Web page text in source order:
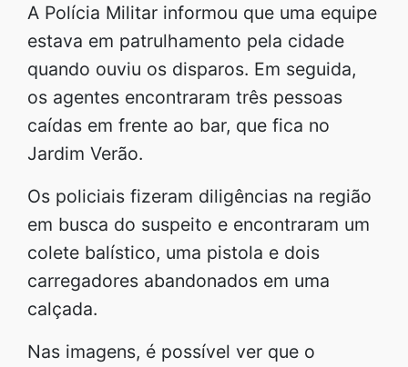
A Polícia Militar informou que uma equipe
estava em patrulhamento pela cidade
quando ouviu os disparos. Em seguida,
os agentes encontraram três pessoas
caídas em frente ao bar, que fica no
Jardim Verão.
Os policiais fizeram diligências na região
em busca do suspeito e encontraram um
colete balístico, uma pistola e dois
carregadores abandonados em uma
calçada.
Nas imagens, é possível ver que o